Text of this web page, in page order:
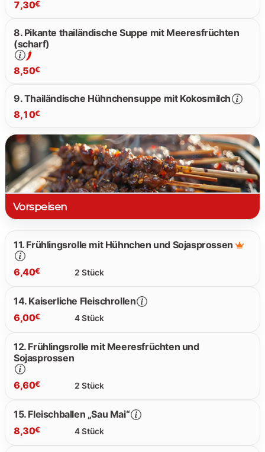
7,30€
8. Pikante thailändische Suppe mit Meeresfrüchten
(scharf)
8,50€
9. Thailändische Hühnchensuppe mit Kokosmilch
8,10€
8.10 €
Vorspeisen
11. Frühlingsrolle mit Hühnchen und Sojasprossen
2 Stück
6,40€
14. Kaiserliche Fleischrollen
4 Stück
6,00€
12. Frühlingsrolle mit Meeresfrüchten und
Sojasprossen
2 Stück
6,60€
15. Fleischballen „Sau Mai“
4 Stück
8,30€